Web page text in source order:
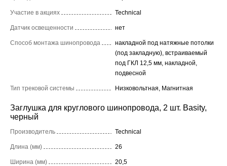
Участие в акциях Technical
Датчик освещенности нет
Способ монтажа шинопровода
накладной под натяжные потолки
(под закладную), встраиваемый
под ГКЛ 12,5 мм, накладной,
подвесной
Тип трековой системы Низковольтная, Магнитная
Заглушка для круглового шинопровода, 2 шт. Basity,
черный
Производитель Technical
Длина (мм) 26
Ширина (мм) 20,5